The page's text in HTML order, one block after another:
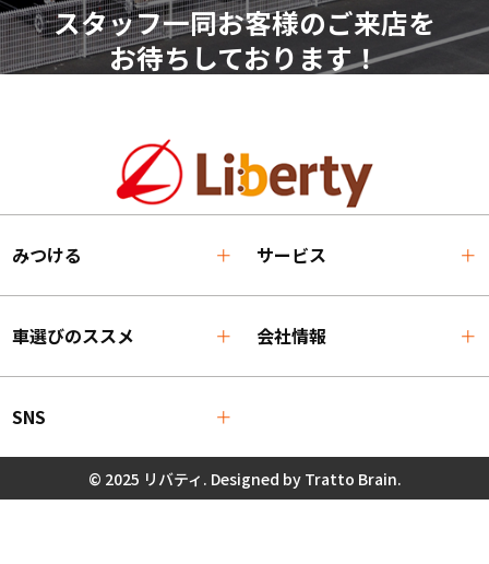
スタッフ一同お客様のご来店を
お待ちしております！
みつける サービス
車選びのススメ 会社情報
SNS
© 2025 リバティ. Designed by Tratto Brain.